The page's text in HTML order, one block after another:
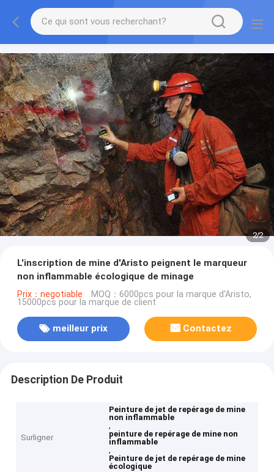
2/2
L'inscription de mine d'Aristo peignent le marqueur
non inflammable écologique de minage
Prix：negotiable MOQ：6000pcs pour la marque d'Aristo,
15000pcs pour la marque de client
meilleur prix Contactez
Description De Produit
Surligner
Peinture de jet de repérage de mine
non inflammable
,
peinture de repérage de mine non
inflammable
,
Peinture de jet de repérage de mine
écologique